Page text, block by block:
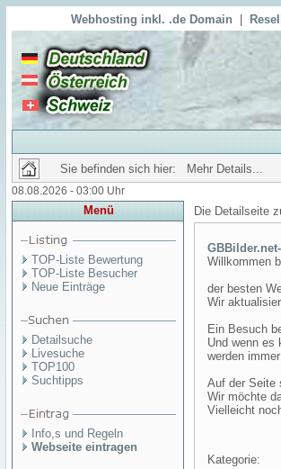
Webhosting inkl. .de Domain
Sie befinden sich hier: Mehr Details...
08.08.2026 - 03:00 Uhr
Menü
TOP-Liste Bewertung
TOP-Liste Besucher
Neue Einträge
Detailsuche
Livesuche
TOP100
Suchtipps
Info,s und Regeln
Webseite eintragen
Die Detailseite
Willkommen
der besten
Wir
Ein Besuch
Und wenn es
werden
Auf der Seite
Wir möchte
Vielleicht
Kategorie: